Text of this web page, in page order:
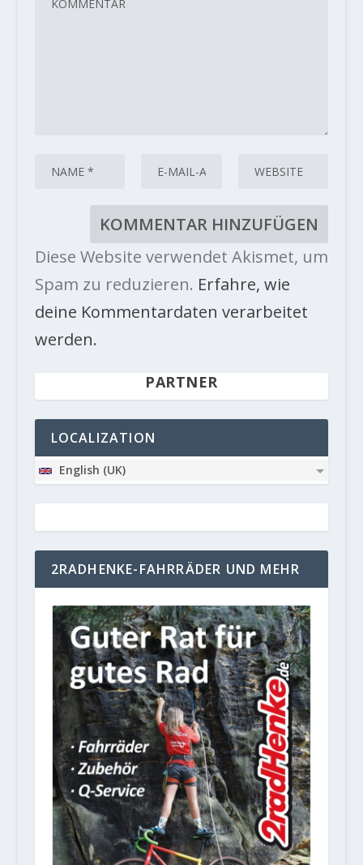
Diese Website verwendet Akismet, um
Spam zu reduzieren. Erfahre, wie
deine Kommentardaten verarbeitet
werden.
PARTNER
LOCALIZATION
English (UK)
2RADHENKE-FAHRRÄDER UND MEHR